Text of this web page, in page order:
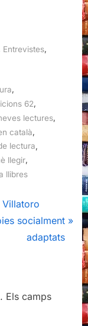
Entrevistes,
,
62
lectures
català
lectura
llegir,
llibres
Villatoro
socialment
adaptats
Els camps